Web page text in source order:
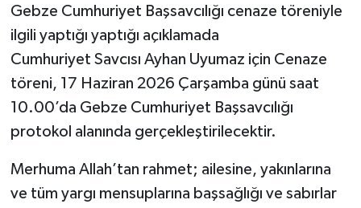
Gebze Cumhuriyet Başsavcılığı cenaze töreniyle
ilgili yaptığı yaptığı açıklamada
Cumhuriyet Savcısı Ayhan Uyumaz için Cenaze
töreni, 17 Haziran 2026 Çarşamba günü saat
10.00’da Gebze Cumhuriyet Başsavcılığı
protokol alanında gerçekleştirilecektir.
Merhuma Allah’tan rahmet; ailesine, yakınlarına
ve tüm yargı mensuplarına başsağlığı ve sabırlar